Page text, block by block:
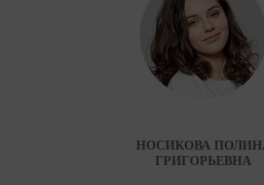
НОСИКОВА
ГРИГОРЬЕВНА